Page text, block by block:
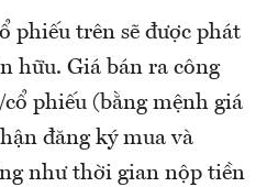
phiếu trên sẽ được phát
hữu. Giá bán ra công
phiếu (bằng mệnh giá
đăng ký mua và
như thời gian nộp tiền